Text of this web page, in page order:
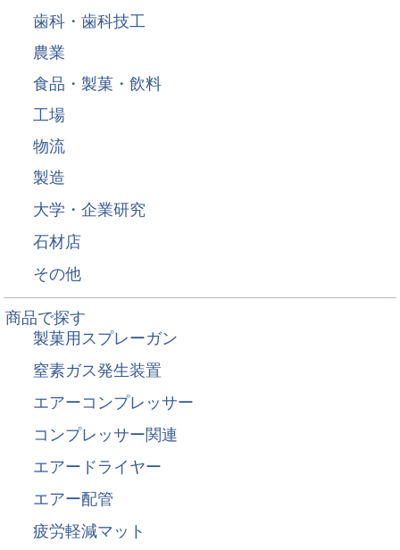
歯科・歯科技工
農業
食品・製菓・飲料
工場
物流
製造
大学・企業研究
石材店
その他
商品で探す
製菓用スプレーガン
窒素ガス発生装置
エアーコンプレッサー
コンプレッサー関連
エアードライヤー
エアー配管
疲労軽減マット